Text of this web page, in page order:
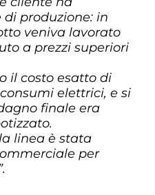
produzione: in
veniva lavorato
a prezzi superiori
il costo esatto di
elettrici, e si
finale era
linea è stata
per